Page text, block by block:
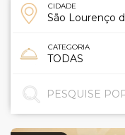
CIDADE
CATEGORIA